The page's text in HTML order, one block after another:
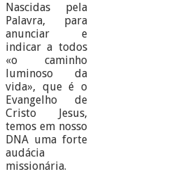
Nascidas pela
Palavra, para
anunciar e
indicar a todos
«o caminho
luminoso da
vida», que é o
Evangelho de
Cristo Jesus,
temos em nosso
DNA uma forte
audácia
missionária.